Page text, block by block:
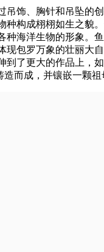
吊饰、胸针和吊坠的
种构成栩栩如生之貌
种海洋生物的形象。
现包罗万象的壮丽大
到了更大的作品上，如
而成，并镶嵌一颗祖